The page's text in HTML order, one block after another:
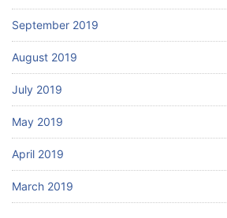
September 2019
August 2019
July 2019
May 2019
April 2019
March 2019